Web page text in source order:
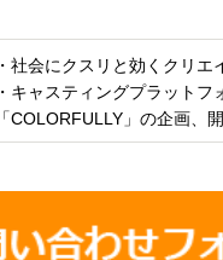
・社会にクスリと効くクリエ
・キャスティングプラットフ
「COLORFULLY」の企画、